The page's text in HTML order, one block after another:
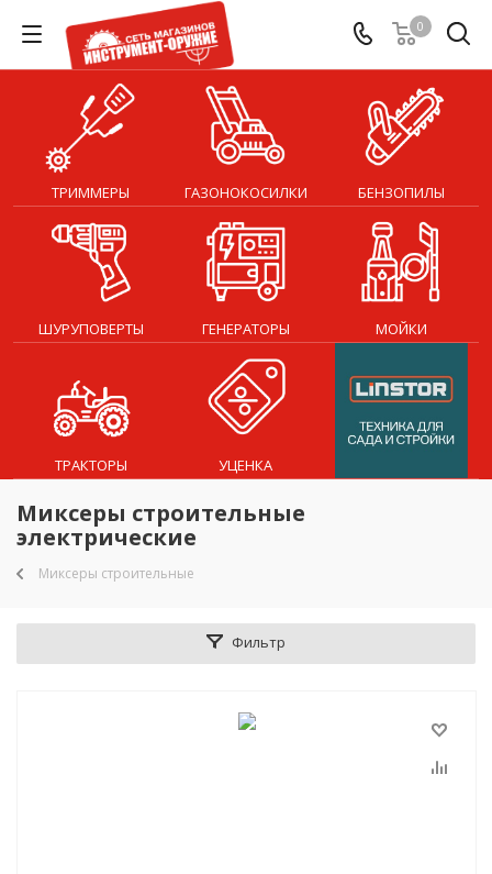
0
ТРИММЕРЫ ГАЗОНОКОСИЛКИ БЕНЗОПИЛЫ
ШУРУПОВЕРТЫ ГЕНЕРАТОРЫ МОЙКИ
ТРАКТОРЫ УЦЕНКА
Миксеры строительные
электрические
Миксеры строительные
Фильтр